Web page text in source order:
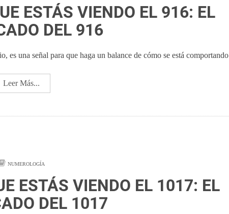
ESTÁS VIENDO EL 916: EL
DEL 916
es una señal para que haga un balance de cómo se está comportando
Leer Más...
NUMEROLOGÍA
ESTÁS VIENDO EL 1017: EL
DEL 1017